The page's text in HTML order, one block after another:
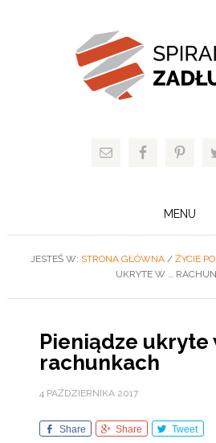
MENU
JESTEŚ W: STRONA GŁÓWNA / ŻYCIE
UKRYTE W …
Pieniądze ukryte
rachunkach
4 PAŹDZIERNIKA 2017
Share Share Tweet